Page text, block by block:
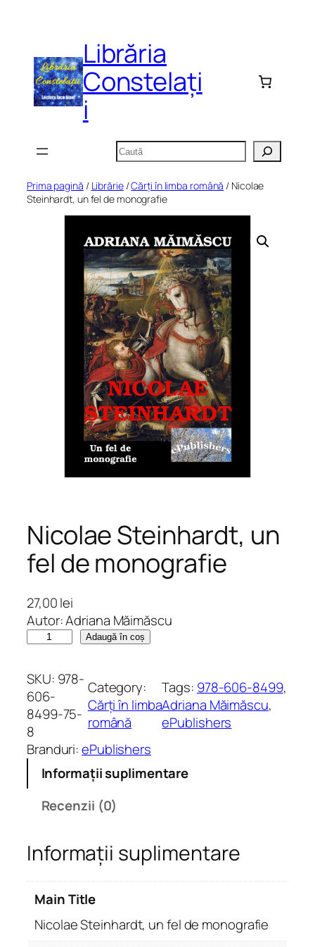
Librăria
Constelați
i
Caută
Prima pagină / Librărie/Cărți în limba română / Nicolae
Steinhardt, un fel de monografie
Nicolae Steinhardt, un
fel de monografie
27,00lei
Autor: Adriana Măimăscu
n
t
i
t
a
t
o
l
a
t
Adaugă în coș
SKU: 978-
606-
8499-75-
8
Category:
Cărți în limba
română
Tags: 978-606-8499
Adriana Măimăscu
ePublishers
Branduri:ePublishers
Informații suplimentare
Recenzii (0)
Informații suplimentare
Main Title
Nicolae Steinhardt, un fel de monografie